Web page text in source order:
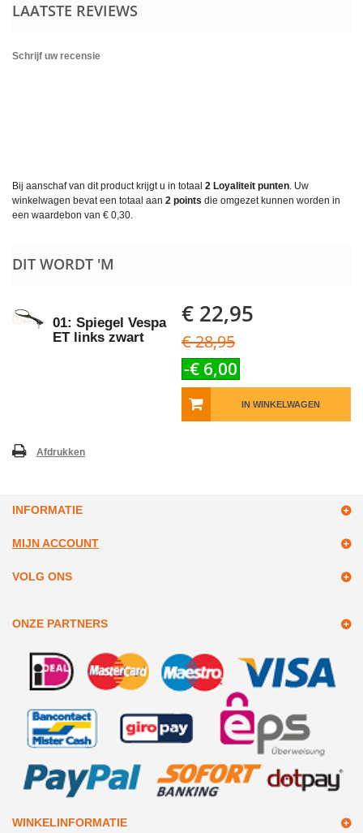
LAATSTE REVIEWS
Schrijf uw recensie
Bij aanschaf van dit product krijgt u in totaal 2 Loyaliteit punten. Uw
winkelwagen bevat een totaal aan 2 points die omgezet kunnen worden in
een waardebon van € 0,30.
DIT WORDT 'M
01: Spiegel Vespa
ET links zwart
€ 22,95
€ 28,95
-€ 6,00
IN WINKELWAGEN
Afdrukken
INFORMATIE
MIJN ACCOUNT
VOLG ONS
ONZE PARTNERS
WINKELINFORMATIE